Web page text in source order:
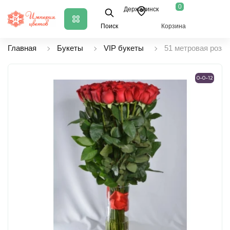
Поиск
Державинск 0
Корзина
Главная Букеты VIP букеты 51 метровая роза
0-0-12